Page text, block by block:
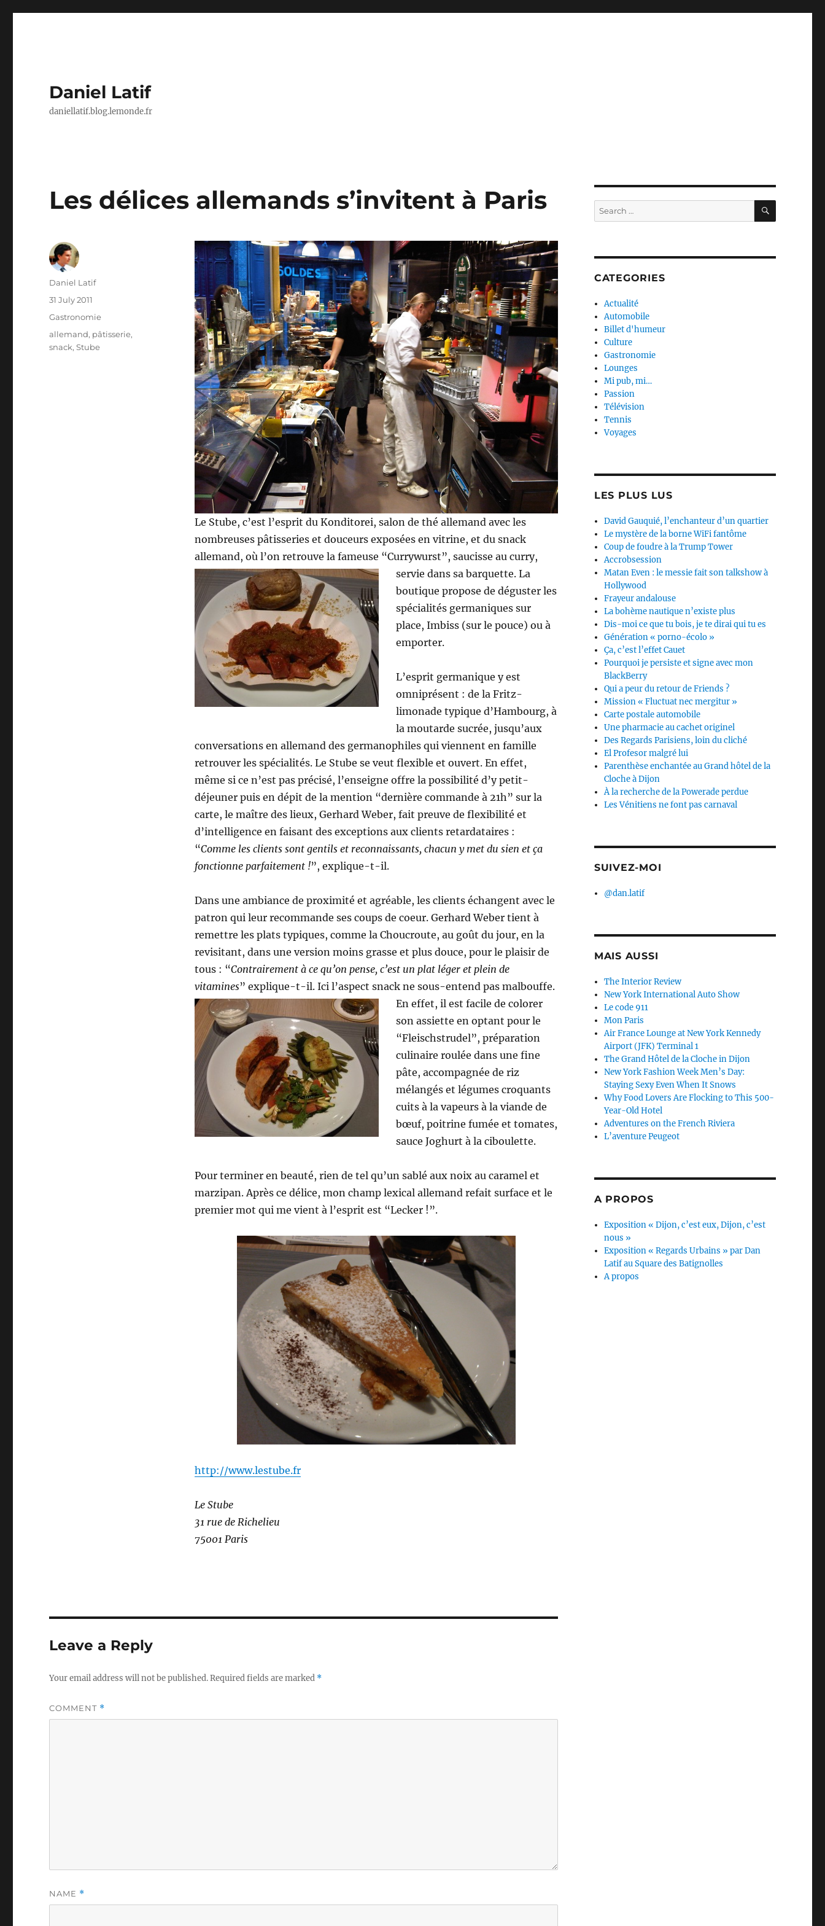
Daniel Latif
daniellatif.blog.lemonde.fr
Les délices allemands s’invitent à Paris
Le Stube, c’est l’esprit du Konditorei, salon de thé allemand avec les
nombreuses pâtisseries et douceurs exposées en vitrine, et du snack
allemand, où l’on retrouve la fameuse “Currywurst”, saucisse au curry,
servie dans sa barquette. La
boutique propose de déguster les
spécialités germaniques sur
place, Imbiss (sur le pouce) ou à
emporter.
L’esprit germanique y est
omniprésent : de la Fritz-
limonade typique d’Hambourg, à
la moutarde sucrée, jusqu’aux
conversations en allemand des germanophiles qui viennent en famille
retrouver les spécialités. Le Stube se veut flexible et ouvert. En effet,
même si ce n’est pas précisé, l’enseigne offre la possibilité d’y petit-
déjeuner puis en dépit de la mention “dernière commande à 21h” sur la
carte, le maître des lieux, Gerhard Weber, fait preuve de flexibilité et
d’intelligence en faisant des exceptions aux clients retardataires :
“Comme les clients sont gentils et reconnaissants, chacun y met du sien et ça
fonctionne parfaitement !”, explique-t-il.
Dans une ambiance de proximité et agréable, les clients échangent avec le
patron qui leur recommande ses coups de coeur. Gerhard Weber tient à
remettre les plats typiques, comme la Choucroute, au goût du jour, en la
revisitant, dans une version moins grasse et plus douce, pour le plaisir de
tous : “Contrairement à ce qu’on pense, c’est un plat léger et plein de
vitamines” explique-t-il. Ici l’aspect snack ne sous-entend pas malbouffe.
En effet, il est facile de colorer
son assiette en optant pour le
“Fleischstrudel”, préparation
culinaire roulée dans une fine
pâte, accompagnée de riz
mélangés et légumes croquants
cuits à la vapeurs à la viande de
bœuf, poitrine fumée et tomates,
sauce Joghurt à la ciboulette.
Pour terminer en beauté, rien de tel qu’un sablé aux noix au caramel et
marzipan. Après ce délice, mon champ lexical allemand refait surface et le
premier mot qui me vient à l’esprit est “Lecker !”.
http://www.lestube.fr
Le Stube
31 rue de Richelieu
75001 Paris
Author
Daniel Latif
Posted
31 July 2011
Categories
Gastronomie
Tags
allemand, pâtisserie,
snack,Stube
Leave a Reply
Your email address will not be published.Required fields are marked *
COMMENT *
NAME *
Search
for:
SEARCH
CATEGORIES
Actualité
Automobile
Billet d'humeur
Culture
Gastronomie
Lounges
Mi pub, mi…
Passion
Télévision
Tennis
Voyages
LES PLUS LUS
David Gauquié, l’enchanteur d’un quartier
Le mystère de la borne WiFi fantôme
Coup de foudre à la Trump Tower
Accrobsession
Matan Even : le messie fait son talkshow à
Hollywood
Frayeur andalouse
La bohème nautique n’existe plus
Dis-moi ce que tu bois, je te dirai qui tu es
Génération « porno-écolo »
Ça, c’est l’effet Cauet
Pourquoi je persiste et signe avec mon
BlackBerry
Qui a peur du retour de Friends ?
Mission « Fluctuat nec mergitur »
Carte postale automobile
Une pharmacie au cachet originel
Des Regards Parisiens, loin du cliché
El Profesor malgré lui
Parenthèse enchantée au Grand hôtel de la
Cloche à Dijon
À la recherche de la Powerade perdue
Les Vénitiens ne font pas carnaval
SUIVEZ-MOI
@dan.latif
MAIS AUSSI
The Interior Review
New York International Auto Show
Le code 911
Mon Paris
Air France Lounge at New York Kennedy
Airport (JFK) Terminal 1
The Grand Hôtel de la Cloche in Dijon
New York Fashion Week Men’s Day:
Staying Sexy Even When It Snows
Why Food Lovers Are Flocking to This 500-
Year-Old Hotel
Adventures on the French Riviera
L’aventure Peugeot
A PROPOS
Exposition « Dijon, c’est eux, Dijon, c’est
nous »
Exposition « Regards Urbains » par Dan
Latif au Square des Batignolles
A propos